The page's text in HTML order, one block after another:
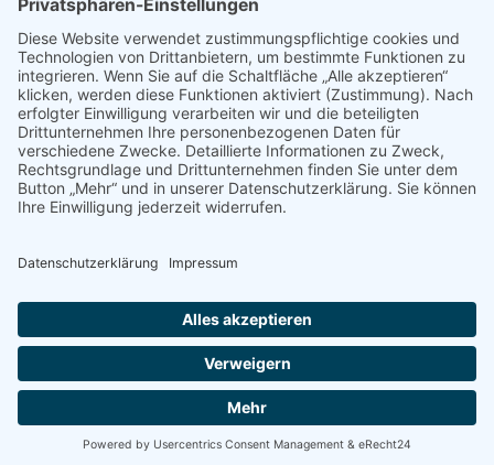
Fotos und Logos
Presseaussendungen
Presse
Presseinformationen abonnieren
ÜBER UNS
Naturschutzbund
Naturschutzjugend
Sponsoren & Partner
Impressum